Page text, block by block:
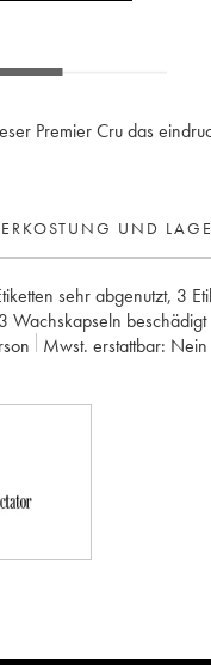
Premier Cru das
UND
sehr abgenutzt, 3
3 Wachskapseln beschädigt
Mwst. erstattbar:
nein